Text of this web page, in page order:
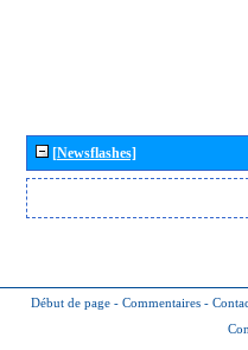
[Newsflashes]
Début de page - Commentaires -